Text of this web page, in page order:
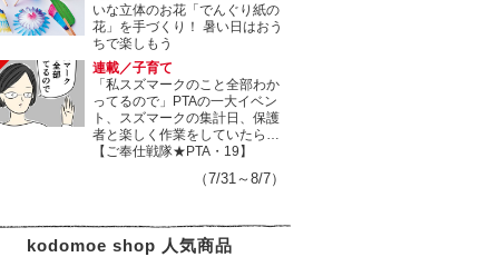
いな立体のお花「でんぐり紙の
花」を手づくり！ 暑い日はおう
ちで楽しもう
連載／子育て
「私スズマークのこと全部わか
ってるので」PTAの一大イベン
ト、スズマークの集計日、保護
者と楽しく作業をしていたら…
【ご奉仕戦隊★PTA・19】
（7/31～8/7）
kodomoe shop 人気商品